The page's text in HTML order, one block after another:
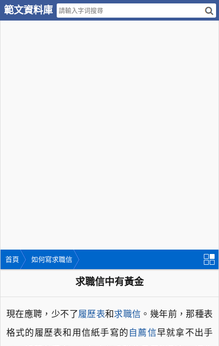
範文資料庫
首頁 如何寫求職信
求職信中有黃金
現在應聘，少不了履歷表和 求職信 。幾年前，那種表
格式的履歷表和用信紙手寫的 自薦信早就拿不出手